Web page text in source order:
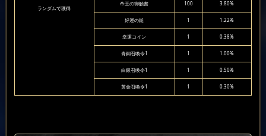
ランダムで獲得
帝王の御触書 100 3.80%
好運の鎚 1 1.22%
幸運コイン 1 0.38%
青銅召喚令1 1 1.00%
白銀召喚令1 1 0.50%
黄金召喚令1 1 0.30%